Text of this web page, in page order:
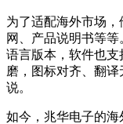
为了适配海外市场
网、产品说明书等
语言版本，软件也支
磨，图标对齐、翻
说。
如今，兆华电子的海